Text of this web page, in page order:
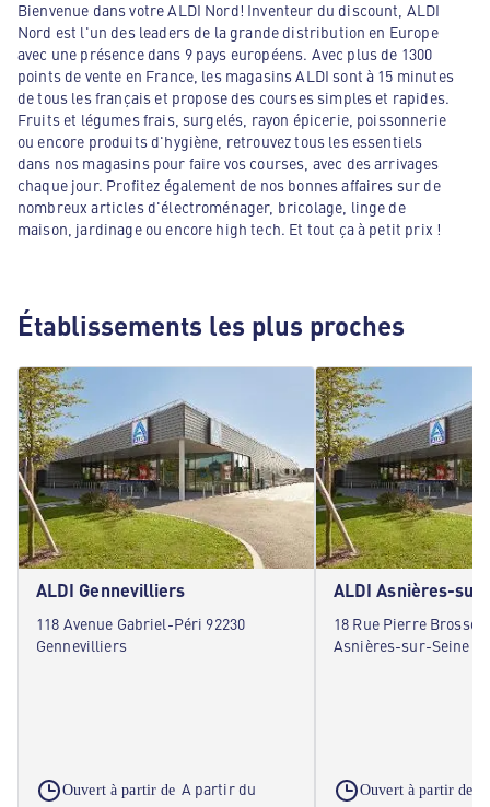
Bienvenue dans votre ALDI Nord! Inventeur du discount, ALDI
Nord est l'un des leaders de la grande distribution en Europe
avec une présence dans 9 pays européens. Avec plus de 1300
points de vente en France, les magasins ALDI sont à 15 minutes
de tous les français et propose des courses simples et rapides.
Fruits et légumes frais, surgelés, rayon épicerie, poissonnerie
ou encore produits d'hygiène, retrouvez tous les essentiels
dans nos magasins pour faire vos courses, avec des arrivages
chaque jour. Profitez également de nos bonnes affaires sur de
nombreux articles d'électroménager, bricolage, linge de
maison, jardinage ou encore high tech. Et tout ça à petit prix !
Établissements les plus proches
ALDI Gennevilliers
118 Avenue Gabriel-Péri 92230
Gennevilliers
Ouvert à partir de A partir du
ALDI Asnières-
18 Rue Pierre
Asnières-sur-Seine
Ouvert à partir de